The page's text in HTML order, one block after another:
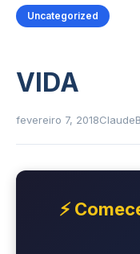
Uncategorized
VIDA
fevereiro 7, 2018
⚡